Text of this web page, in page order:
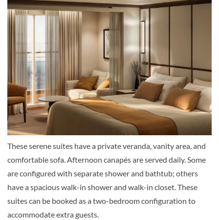
Aquamarine Suite-[AS]
Deck 6
Suite
Junior Penthouse Panorama Suite-[JPP]
Deck 8
Suite
These serene suites have a private veranda, vanity area, and
comfortable sofa. Afternoon canapés are served daily. Some
are configured with separate shower and bathtub; others
have a spacious walk-in shower and walk-in closet. These
suites can be booked as a two-bedroom configuration to
accommodate extra guests.